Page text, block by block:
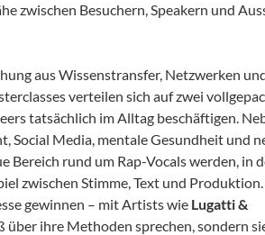
zwischen Besuchern, Speakern und
aus Wissenstransfer, Netzwerken
verteilen sich auf zwei
tatsächlich im Alltag beschäftigen.
Media, mentale Gesundheit und
Bereich rund um Rap-Vocals werden, in
zwischen Stimme, Text und
gewinnen – mit Artists wie Lugatti &
über ihre Methoden sprechen, sondern